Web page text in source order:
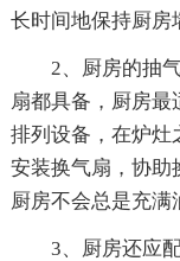
长时间地保持厨房
2、厨房的抽气
扇都具备，厨房
排列设备，在炉灶
安装换气扇，协助
厨房不会总是充满
3、厨房还应配